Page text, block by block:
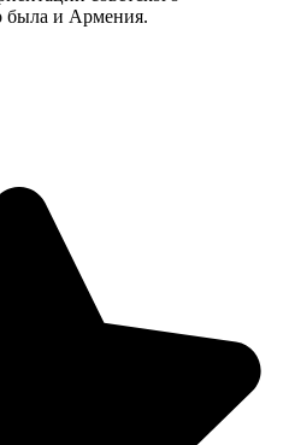
была и Армения.